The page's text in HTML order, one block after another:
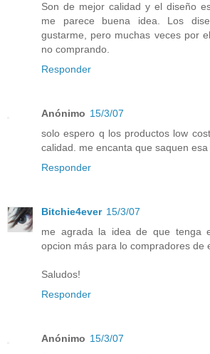
Son de mejor calidad y el diseño
me parece buena idea. Los
gustarme, pero muchas veces por
no comprando.
Responder
Anónimo 15/3/07
solo espero q los productos low
calidad. me encanta que saquen
Responder
Bitchie4ever 15/3/07
me agrada la idea de que tenga
opcion más para lo compradores de
Saludos!
Responder
Anónimo 15/3/07